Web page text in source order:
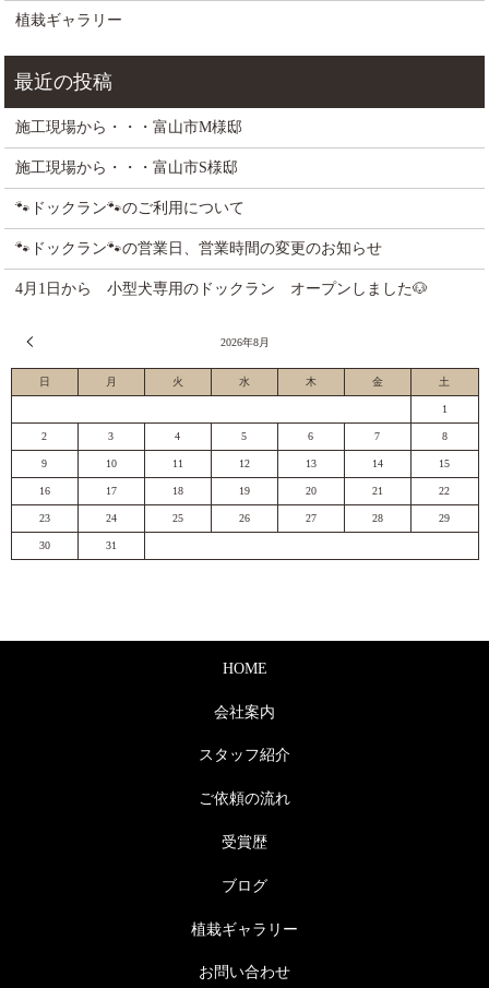
植栽ギャラリー
施工現場から・・・富山市M様邸
施工現場から・・・富山市S様邸
🐾ドックラン🐾のご利用について
🐾ドックラン🐾の営業日、営業時間の変更のお知らせ
4月1日から 小型犬専用のドックラン オープンしました🐶
2026年8月
日 月 火 水 木 金 土
1
2 3 4 5 6 7 8
9 10 11 12 13 14 15
16 17 18 19 20 21 22
23 24 25 26 27 28 29
30 31
HOME
会社案内
スタッフ紹介
ご依頼の流れ
受賞歴
ブログ
植栽ギャラリー
お問い合わせ